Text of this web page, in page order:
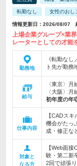
転勤なし 女性のおし
情報更新日：2026/08/07
上場企業グループ×業
レーターとしての才能
勤務地
《転勤な
ト先が勤
給与
〈東京〉
〈大阪〉
初年度の年
仕事内容
【CADス
機会がたっ
成・修正な
対象と
なる方
【Web面
験・第二新
2回で頑張り